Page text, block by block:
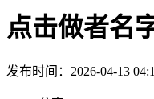
点击做者名
发布时间：2026-04-13